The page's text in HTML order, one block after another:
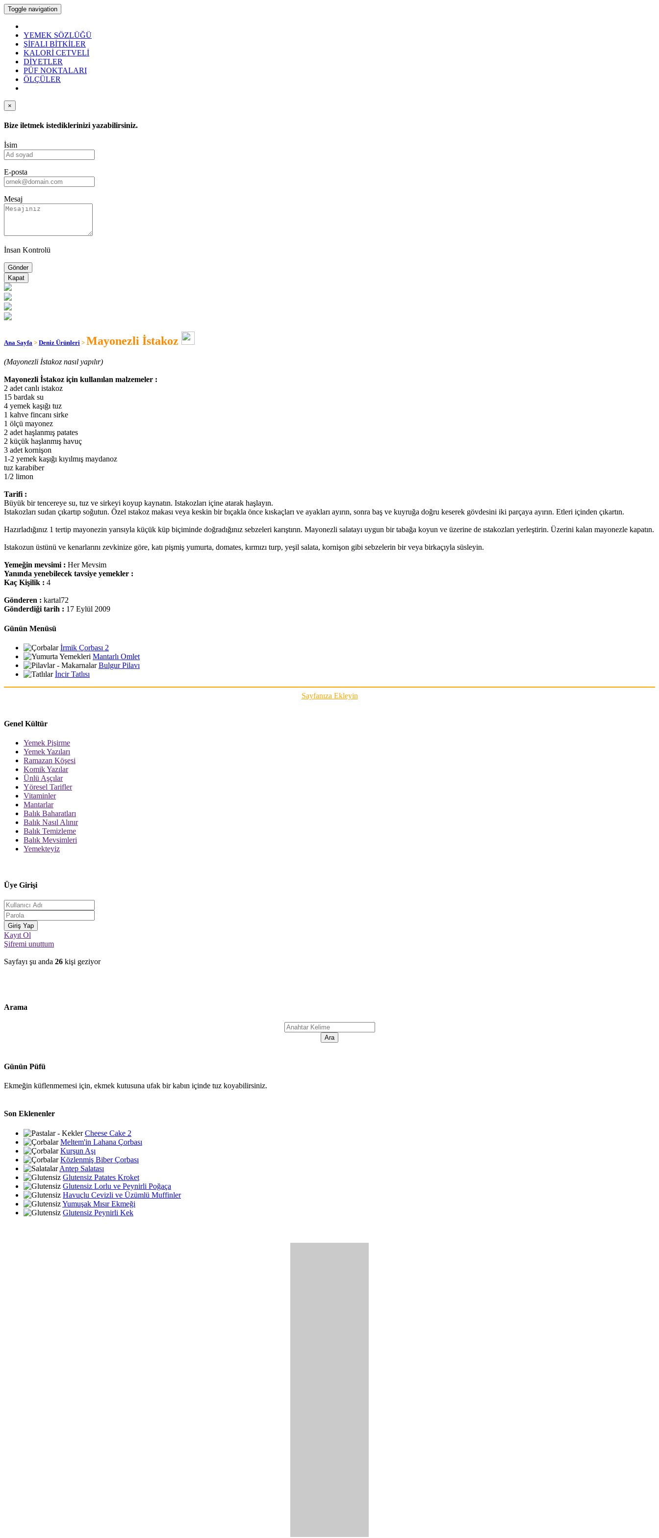
Toggle navigation
YEMEK SÖZLÜĞÜ
ŞİFALI BİTKİLER
KALORİ CETVELİ
DİYETLER
PÜF NOKTALARI
ÖLÇÜLER
×
Bize iletmek istediklerinizi yazabilirsiniz.
İsim
E-posta
Mesaj
İnsan Kontrolü
Kapat
Ana Sayfa > Deniz Ürünleri > Mayonezli İstakoz
(Mayonezli İstakoz nasıl yapılır)
Mayonezli İstakoz için kullanılan malzemeler :
2 adet canlı istakoz
15 bardak su
4 yemek kaşığı tuz
1 kahve fincanı sirke
1 ölçü mayonez
2 adet haşlanmış patates
2 küçük haşlanmış havuç
3 adet kornişon
1-2 yemek kaşığı kıyılmış maydanoz
tuz karabiber
1/2 limon
Tarifi :
Büyük bir tencereye su, tuz ve sirkeyi koyup kaynatın. Istakozları içine atarak haşlayın.
Istakozları sudan çıkartıp soğutun. Özel ıstakoz makası veya keskin bir bıçakla önce kıskaçları ve ayakları ayırın, sonra baş ve kuyruğa doğru keserek gövdesini iki parçaya ayırın. Etleri içinden çıkartın.
Hazırladığınız 1 tertip mayonezin yarısıyla küçük küp biçiminde doğradığınız sebzeleri karıştırın. Mayonezli salatayı uygun bir tabağa koyun ve üzerine de ıstakozları yerleştirin. Üzerini kalan mayonezle kapatın.
Istakozun üstünü ve kenarlarını zevkinize göre, katı pişmiş yumurta, domates, kırmızı turp, yeşil salata, kornişon gibi sebzelerin bir veya birkaçıyla süsleyin.
Yemeğin mevsimi : Her Mevsim
Yanında yenebilecek tavsiye yemekler :
Kaç Kişilik : 4
Gönderen : kartal72
Gönderdiği tarih : 17 Eylül 2009
Günün Menüsü
İrmik Çorbası 2
Mantarlı Omlet
Bulgur Pilavı
İncir Tatlısı
Sayfanıza Ekleyin
Genel Kültür
Yemek Pişirme
Yemek Yazıları
Ramazan Köşesi
Komik Yazılar
Ünlü Aşçılar
Yöresel Tarifler
Vitaminler
Mantarlar
Balık Baharatları
Balık Nasıl Alınır
Balık Temizleme
Balık Mevsimleri
Yemekteyiz
Üye Girişi
Kayıt Ol
Şifremi unuttum
Sayfayı şu anda 26 kişi geziyor
Arama
Günün Püfü
Ekmeğin küflenmemesi için, ekmek kutusuna ufak bir kabın içinde tuz koyabilirsiniz.
Son Eklenenler
Cheese Cake 2
Meltem'in Lahana Çorbası
Kurşun Aşı
Közlenmiş Biber Çorbası
Antep Salatası
Glutensiz Patates Kroket
Glutensiz Lorlu ve Peynirli Poğaça
Havuçlu Cevizli ve Üzümlü Muffinler
Yumuşak Mısır Ekmeği
Glutensiz Peynirli Kek